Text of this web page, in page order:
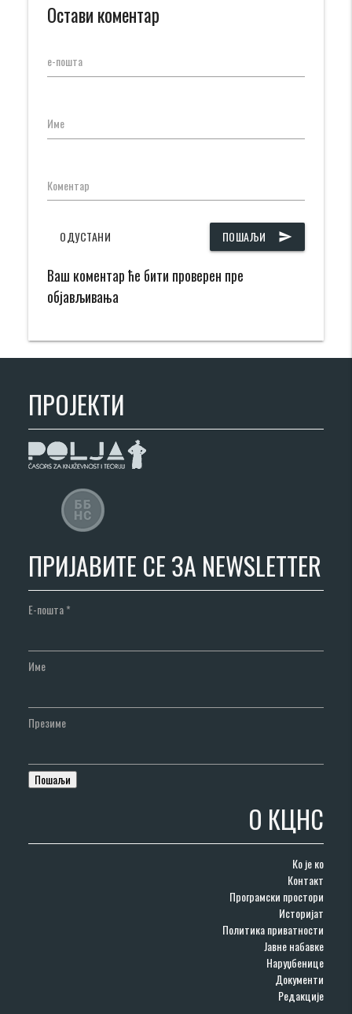
Остави коментар
е-пошта
Име
Коментар
ПОШАЉИ send
ОДУСТАНИ
Ваш коментар ће бити проверен пре
објављивања
ПРОЈЕКТИ
ПРИЈАВИТЕ СЕ ЗА NEWSLETTER
Е-пошта*
Име
Презиме
О КЦНС
Ко је ко
Контакт
Програмски простори
Историјат
Политика приватности
Јавне набавке
Наруџбенице
Документи
Редакције